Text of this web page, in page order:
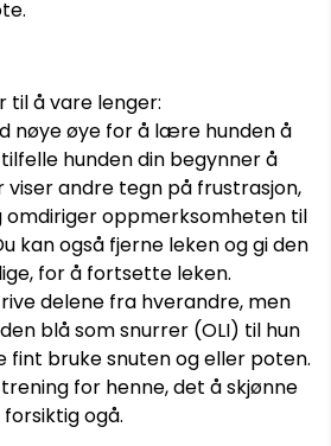
til å vare lenger:
nøye øye for å lære hunden å
hunden din begynner å
viser andre tegn på frustrasjon,
oppmerksomheten til
kan også fjerne leken og gi den
for å fortsette leken.
delene fra hverandre, men
blå som snurrer (OLI) til hun
bruke snuten og eller poten.
for henne, det å skjønne
ogå.